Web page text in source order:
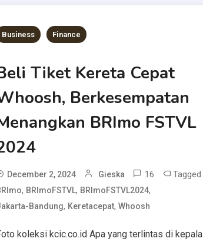
Business Finance
Tiket Kereta Cepat
Berkesempatan
BRImo FSTVL
December 2, 2024 Gieska 16 Tagged
, BRImoFSTVL, BRImoFSTVL2024,
Bandung, Keretacepat,Whoosh
koleksi kcic.co.id Apa yang terlintas di kepala